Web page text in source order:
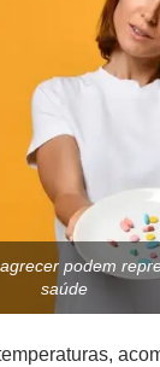
podem
saúde